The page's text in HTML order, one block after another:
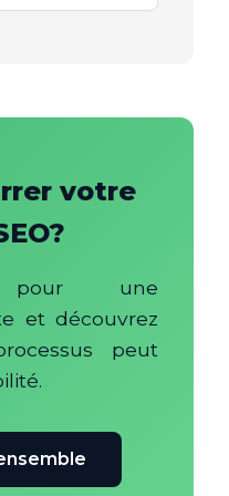
votre
pour une
et découvrez
peut